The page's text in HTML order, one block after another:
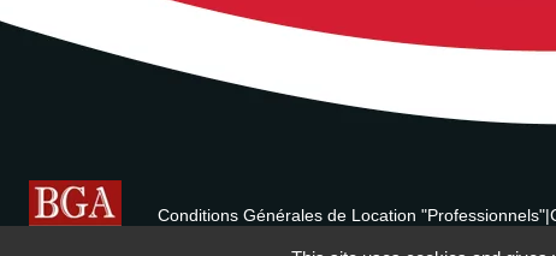
Conditions Générales de Location "Professionnels"|